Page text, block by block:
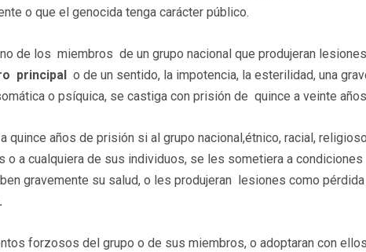
o que el genocida tenga carácter público.
de los miembros de un grupo nacional que produjeran
principal
o de un sentido, la impotencia, la esterilidad, una
o psíquica, se castiga con prisión de quince a veinte
quince años de prisión si al grupo nacional,étnico, racial,
o a cualquiera de sus individuos, se les sometiera a
gravemente su salud, o les produjeran lesiones como
forzosos del grupo o de sus miembros, o adoptaran con